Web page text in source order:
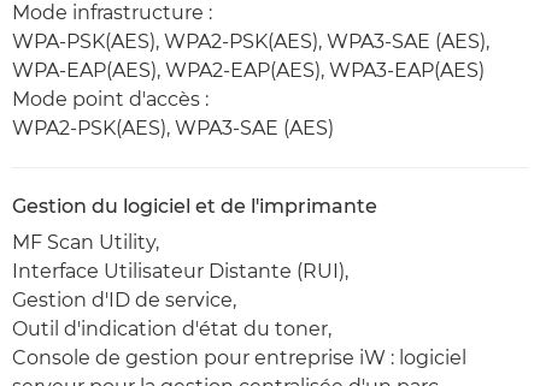
Mode infrastructure :
WPA-PSK(AES), WPA2-PSK(AES), WPA3-SAE (AES),
WPA-EAP(AES), WPA2-EAP(AES), WPA3-EAP(AES)
Mode point d'accès :
WPA2-PSK(AES), WPA3-SAE (AES)
Gestion du logiciel et de l'imprimante
MF Scan Utility,
Interface Utilisateur Distante (RUI),
Gestion d'ID de service,
Outil d'indication d'état du toner,
Console de gestion pour entreprise iW : logiciel